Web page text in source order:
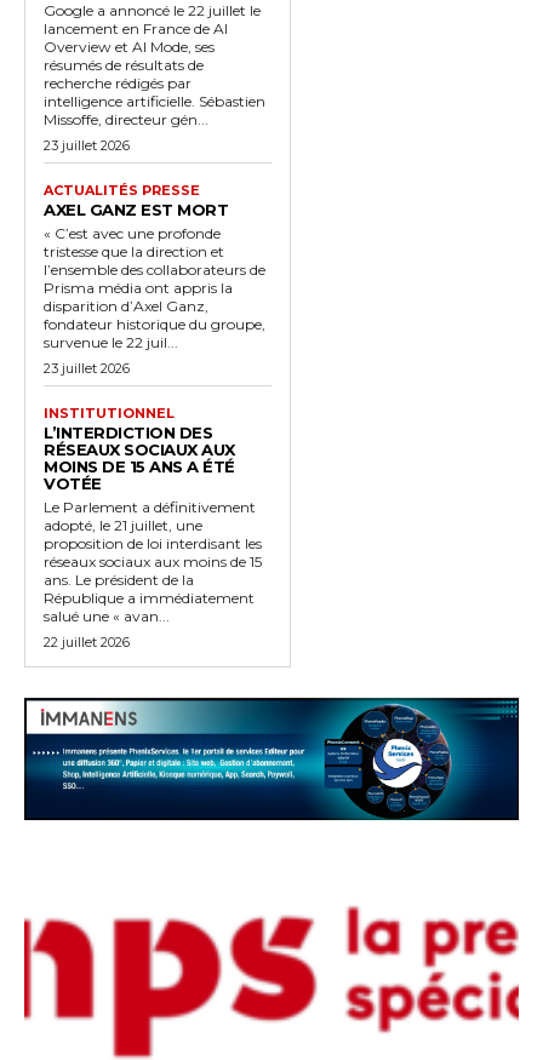
Google a annoncé le 22 juillet le
lancement en France de AI
Overview et AI Mode, ses
résumés de résultats de
recherche rédigés par
intelligence artificielle. Sébastien
Missoffe, directeur gén...
23 juillet 2026
ACTUALITÉS PRESSE
AXEL GANZ EST MORT
« C’est avec une profonde
tristesse que la direction et
l’ensemble des collaborateurs de
Prisma média ont appris la
disparition d’Axel Ganz,
fondateur historique du groupe,
survenue le 22 juil...
23 juillet 2026
INSTITUTIONNEL
L’INTERDICTION DES
RÉSEAUX SOCIAUX AUX
MOINS DE 15 ANS A ÉTÉ
VOTÉE
Le Parlement a définitivement
adopté, le 21 juillet, une
proposition de loi interdisant les
réseaux sociaux aux moins de 15
ans. Le président de la
République a immédiatement
salué une « avan...
22 juillet 2026